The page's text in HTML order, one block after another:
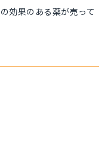
効果のある薬が売って